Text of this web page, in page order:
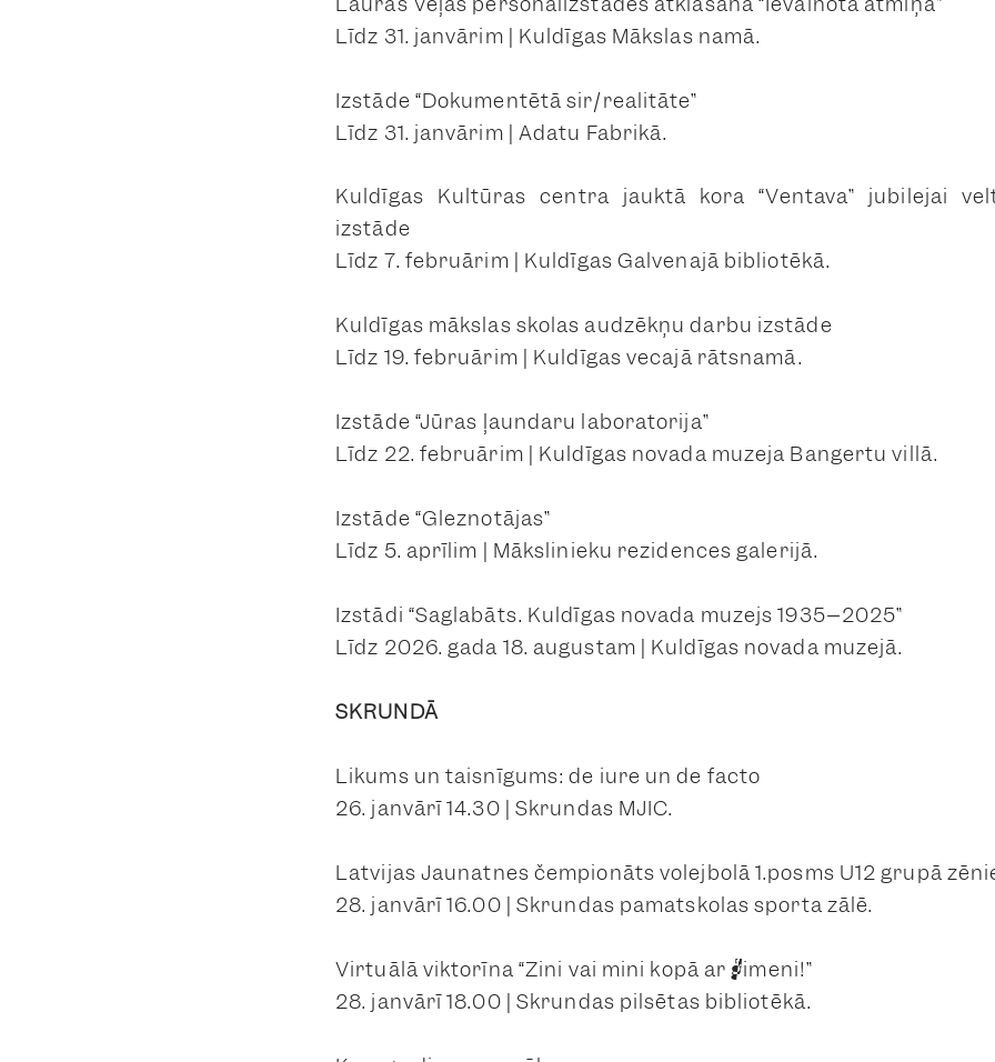
Līdz 31. janvārim | Kuldīgas Mākslas namā.
Izstāde “Dokumentētā sir/realitāte”
Līdz 31. janvārim | Adatu Fabrikā.
Kuldīgas Kultūras centra jauktā kora “Ventava” jubilejai
izstāde
Līdz 7. februārim | Kuldīgas Galvenajā bibliotēkā.
Kuldīgas mākslas skolas audzēkņu darbu izstāde
Līdz 19. februārim | Kuldīgas vecajā rātsnamā.
Izstāde “Jūras ļaundaru laboratorija”
Līdz 22. februārim | Kuldīgas novada muzeja Bangertu villā.
Izstāde “Gleznotājas”
Līdz 5. aprīlim | Mākslinieku rezidences galerijā.
Izstādi “Saglabāts. Kuldīgas novada muzejs 1935–2025”
Līdz 2026. gada 18. augustam | Kuldīgas novada muzejā.
SKRUNDĀ
Likums un taisnīgums: de iure un de facto
26. janvārī 14.30 | Skrundas MJIC.
Latvijas Jaunatnes čempionāts volejbolā 1.posms U12 grupā
28. janvārī 16.00 | Skrundas pamatskolas sporta zālē.
Virtuālā viktorīna “Zini vai mini kopā ar ģimeni!”
28. janvārī 18.00 | Skrundas pilsētas bibliotēkā.